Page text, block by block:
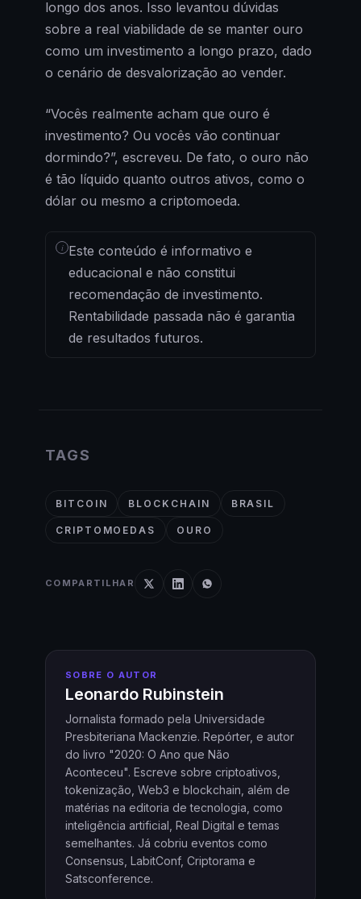
longo dos anos. Isso levantou dúvidas
sobre a real viabilidade de se manter ouro
como um investimento a longo prazo, dado
o cenário de desvalorização ao vender.
“Vocês realmente acham que ouro é
investimento? Ou vocês vão continuar
dormindo?”, escreveu. De fato, o ouro não
é tão líquido quanto outros ativos, como o
dólar ou mesmo a criptomoeda.
i Este conteúdo é informativo e
educacional e não constitui
recomendação de investimento.
Rentabilidade passada não é garantia
de resultados futuros.
TAGS
BITCOIN BLOCKCHAIN BRASIL
CRIPTOMOEDAS OURO
COMPARTILHAR
SOBRE O AUTOR
Leonardo Rubinstein
Jornalista formado pela Universidade
Presbiteriana Mackenzie. Repórter, e autor
do livro "2020: O Ano que Não
Aconteceu". Escreve sobre criptoativos,
tokenização, Web3 e blockchain, além de
matérias na editoria de tecnologia, como
inteligência artificial, Real Digital e temas
semelhantes. Já cobriu eventos como
Consensus, LabitConf, Criptorama e
Satsconference.